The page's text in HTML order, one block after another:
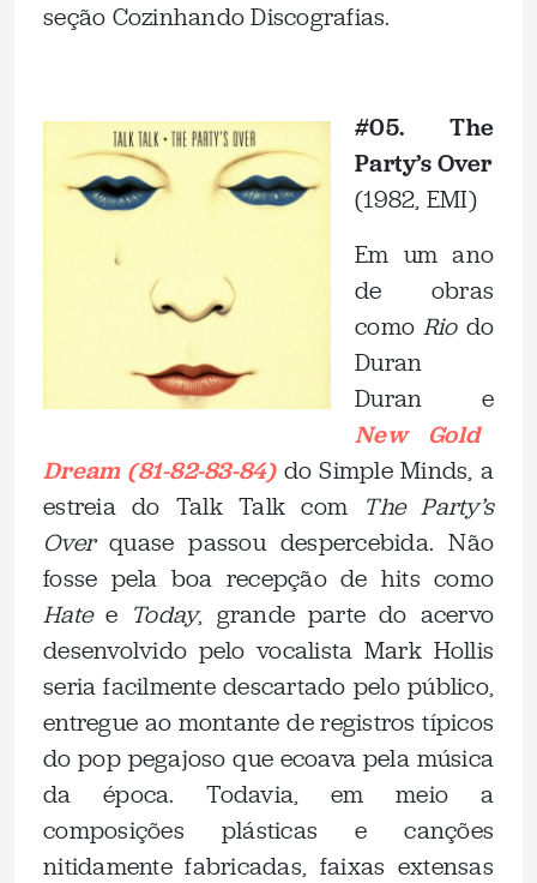
seção Cozinhando Discografias.
#05. The
Party’s Over
(1982, EMI)
Em um ano
de obras
como Riodo
Duran
Duran e
New Gold
Dream (81-82-83-84) do Simple Minds, a
estreia do Talk Talk com The Party’s
Overquase passou despercebida. Não
fosse pela boa recepção de hits como
Hatee Today, grande parte do acervo
desenvolvido pelo vocalista Mark Hollis
seria facilmente descartado pelo público,
entregue ao montante de registros típicos
do pop pegajoso que ecoava pela música
da época. Todavia, em meio a
composições plásticas e canções
nitidamente fabricadas, faixas extensas